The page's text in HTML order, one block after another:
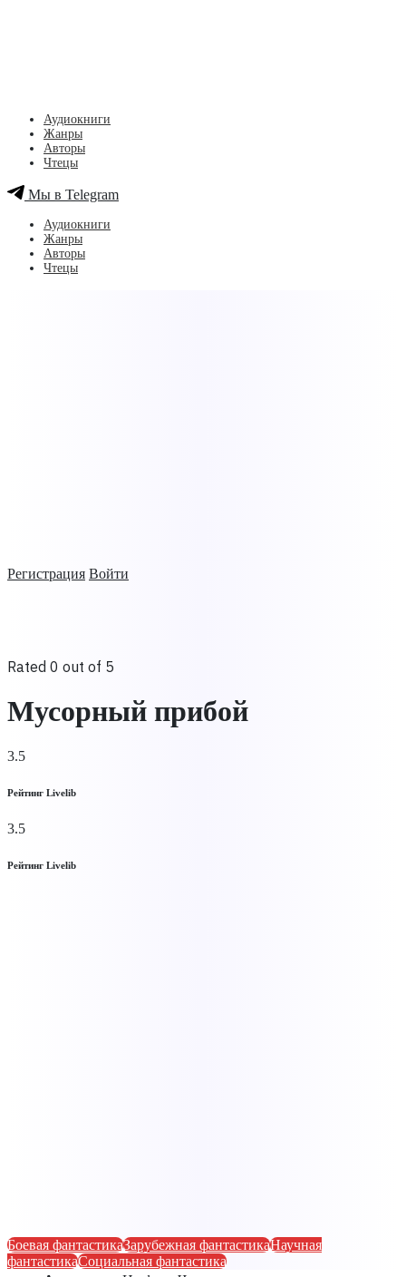
Регистрация Войти
Аудиокниги
Жанры
Авторы
Чтецы
Мы в Telegram
Аудиокниги
Жанры
Авторы
Чтецы
Rated 0 out of 5
Мусорный прибой
3.5
Рейтинг Livelib
3.5
Рейтинг Livelib
Боевая фантастикаЗарубежная фантастикаНаучная
фантастикаСоциальная фантастика